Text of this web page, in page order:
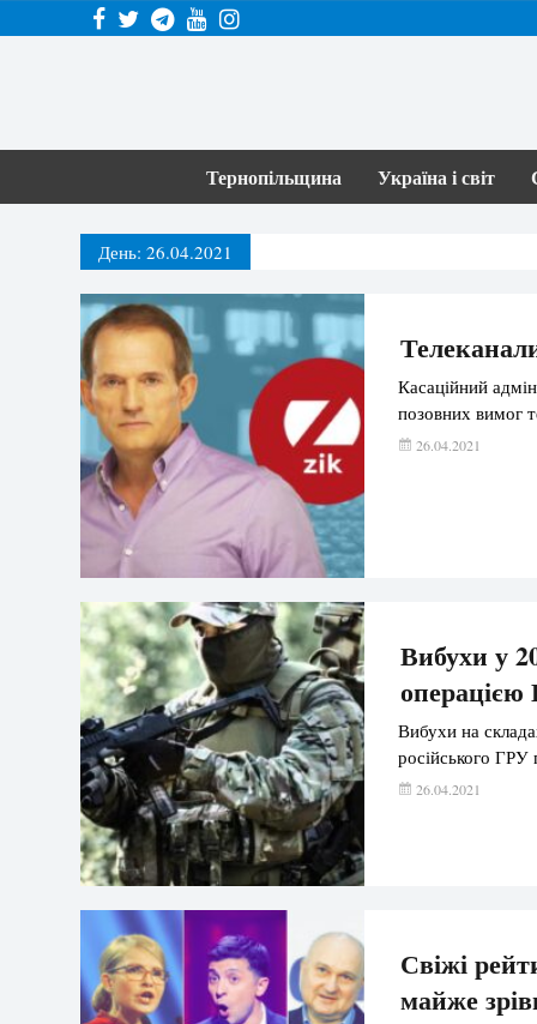
Тернопільщина Україна і світ
День: 26.04.2021
Касаційний
позовних вимог
26.04.2021
Вибухи у
Вибухи на
російського ГРУ
26.04.2021
Свіжі
майже